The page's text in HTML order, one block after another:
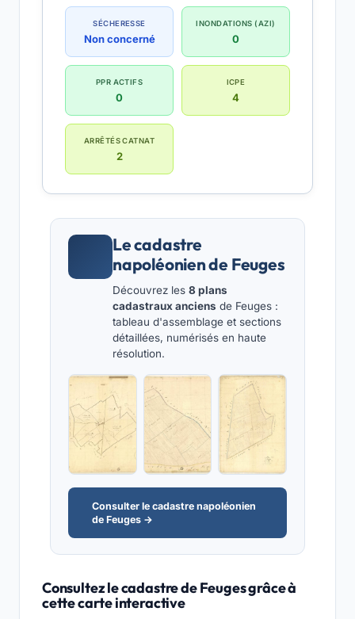
SÉCHERESSE
Non concerné
INONDATIONS (AZI)
0
PPR ACTIFS
0
ICPE
4
ARRÊTÉS CATNAT
2
Le cadastre
napoléonien de Feuges
Découvrez les 8 plans
cadastraux anciens de Feuges :
tableau d'assemblage et sections
détaillées, numérisés en haute
résolution.
Consulter le cadastre napoléonien
de Feuges →
Consultez le cadastre de Feuges grâce à
cette carte interactive